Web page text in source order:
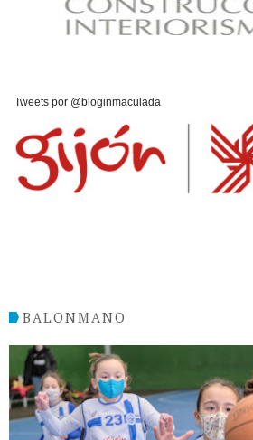
Tweets por @bloginmaculada
BALONMANO